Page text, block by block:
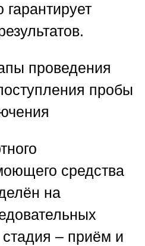
гарантирует
проведения
пробы
средства
на
– приём и